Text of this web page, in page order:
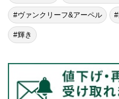
#ヴァンクリーフ&アーペル
#輝き